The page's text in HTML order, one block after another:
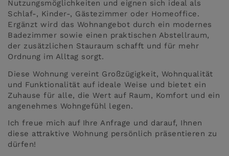
Nutzungsmöglichkeiten und eignen sich ideal als
Schlaf-, Kinder-, Gästezimmer oder Homeoffice.
Ergänzt wird das Wohnangebot durch ein modernes
Badezimmer sowie einen praktischen Abstellraum,
der zusätzlichen Stauraum schafft und für mehr
Ordnung im Alltag sorgt.
Diese Wohnung vereint Großzügigkeit, Wohnqualität
und Funktionalität auf ideale Weise und bietet ein
Zuhause für alle, die Wert auf Raum, Komfort und ein
angenehmes Wohngefühl legen.
Ich freue mich auf Ihre Anfrage und darauf, Ihnen
diese attraktive Wohnung persönlich präsentieren zu
dürfen!